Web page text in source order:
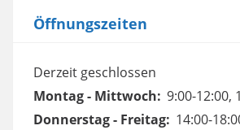
Öffnungszeiten
Derzeit geschlossen
Montag - Mittwoch: 9:00-12:00,
Donnerstag - Freitag: 14:00-